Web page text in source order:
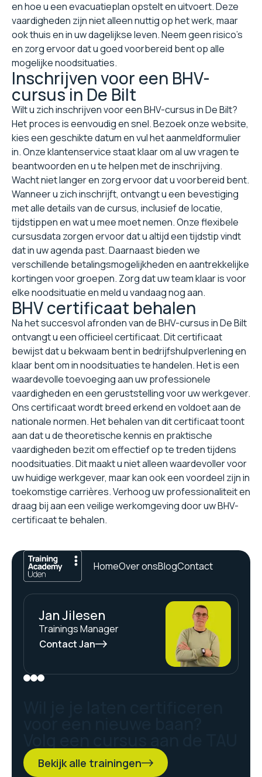
en hoe u een evacuatieplan opstelt en uitvoert. Deze
vaardigheden zijn niet alleen nuttig op het werk, maar
ook thuis en in uw dagelijkse leven. Neem geen risico's
en zorg ervoor dat u goed voorbereid bent op alle
mogelijke noodsituaties.
Inschrijven voor een BHV-
cursus in De Bilt
Wilt u zich inschrijven voor een BHV-cursus in De Bilt?
Het proces is eenvoudig en snel. Bezoek onze website,
kies een geschikte datum en vul het aanmeldformulier
in. Onze klantenservice staat klaar om al uw vragen te
beantwoorden en u te helpen met de inschrijving.
Wacht niet langer en zorg ervoor dat u voorbereid bent.
Wanneer u zich inschrijft, ontvangt u een bevestiging
met alle details van de cursus, inclusief de locatie,
tijdstippen en wat u mee moet nemen. Onze flexibele
cursusdata zorgen ervoor dat u altijd een tijdstip vindt
dat in uw agenda past. Daarnaast bieden we
verschillende betalingsmogelijkheden en aantrekkelijke
kortingen voor groepen. Zorg dat uw team klaar is voor
elke noodsituatie en meld u vandaag nog aan.
BHV certificaat behalen
Na het succesvol afronden van de BHV-cursus in De Bilt
ontvangt u een officieel certificaat. Dit certificaat
bewijst dat u bekwaam bent in bedrijfshulpverlening en
klaar bent om in noodsituaties te handelen. Het is een
waardevolle toevoeging aan uw professionele
vaardigheden en een geruststelling voor uw werkgever.
Ons certificaat wordt breed erkend en voldoet aan de
nationale normen. Het behalen van dit certificaat toont
aan dat u de theoretische kennis en praktische
vaardigheden bezit om effectief op te treden tijdens
noodsituaties. Dit maakt u niet alleen waardevoller voor
uw huidige werkgever, maar kan ook een voordeel zijn in
toekomstige carrières. Verhoog uw professionaliteit en
draag bij aan een veilige werkomgeving door uw BHV-
certificaat te behalen.
HomeOver onsBlogContact
Jan Jilesen
Trainings Manager
Contact Jan
Bekijk alle trainingen